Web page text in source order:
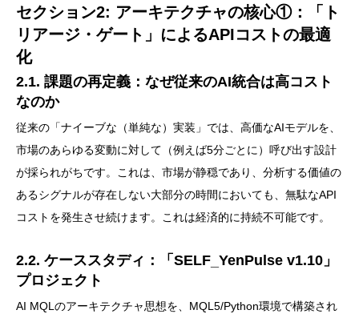
セクション2: アーキテクチャの核心①：「ト
リアージ・ゲート」によるAPIコストの最適
化
2.1. 課題の再定義：なぜ従来のAI統合は高コスト
なのか
従来の「ナイーブな（単純な）実装」では、高価なAIモデルを、
市場のあらゆる変動に対して（例えば5分ごとに）呼び出す設計
が採られがちです。これは、市場が静穏であり、分析する価値の
あるシグナルが存在しない大部分の時間においても、無駄なAPI
コストを発生させ続けます。これは経済的に持続不可能です。
2.2. ケーススタディ：「SELF_YenPulse v1.10」
プロジェクト
AI MQLのアーキテクチャ思想を、MQL5/Python環境で構築され